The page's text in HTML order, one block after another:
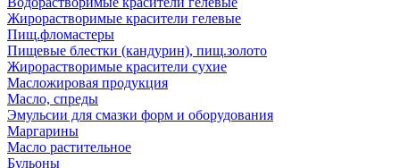
Жирорастворимые красители гелевые
Пищ.фломастеры
Пищевые блестки (кандурин), пищ.золото
Жирорастворимые красители сухие
Масложировая продукция
Масло, спреды
Эмульсии для смазки форм и оборудования
Маргарины
Масло растительное
Бульоны